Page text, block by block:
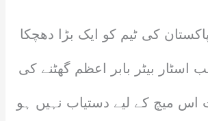
کی ٹیم کو ایک بڑا دھچکا
بیٹر بابر اعظم گھٹنے کی
اس میچ کے لیے دستیاب نہیں ہو